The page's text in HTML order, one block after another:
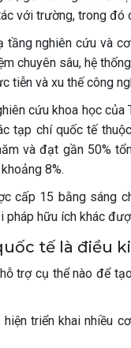
với trường, trong đó
nghiên cứu và
chuyên sâu, hệ
tiễn và xu thế công
cứu khoa học
tạp chí quốc tế
và đạt gần 50%
8%.
cấp 15 bằng sáng
pháp hữu ích khác
tế là điều
trợ cụ thể nào để
triển khai nhiều